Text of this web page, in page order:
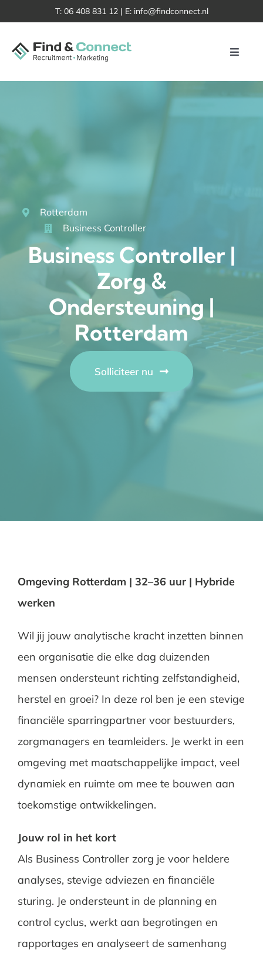
content
T: 06 408 831 12| E: info@findconnect.nl
Toggle
Home
Events
Over ons
Rotterdam
Business Controller
Business Controller |
Zorg &
Ondersteuning |
Rotterdam
Solliciteer nu
Omgeving Rotterdam | 32–36 uur | Hybride
werken
Wil jij jouw analytische kracht inzetten binnen
een organisatie die elke dag duizenden
mensen ondersteunt richting zelfstandigheid,
herstel en groei? In deze rol ben je een stevige
financiële sparringpartner voor bestuurders,
zorgmanagers en teamleiders. Je werkt in een
omgeving met maatschappelijke impact, veel
dynamiek en ruimte om mee te bouwen aan
toekomstige ontwikkelingen.
Jouw rol in het kort
Als Business Controller zorg je voor heldere
analyses, stevige adviezen en financiële
sturing. Je ondersteunt in de planning en
control cyclus, werkt aan begrotingen en
rapportages en analyseert de samenhang